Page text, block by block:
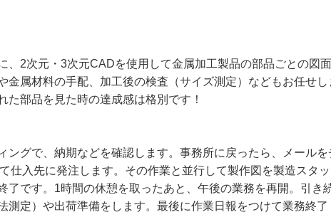
、2次元・3次元CADを使用して金属加工製品の部品ごとの
金属材料の手配、加工後の検査（サイズ測定）などもお任せ
ングで、納期などを確認します。事務所に戻ったら、メール
仕入先に発注します。その作業と並行して製作図を製造ス
了です。1時間の休憩を取ったあと、午後の業務を再開。引